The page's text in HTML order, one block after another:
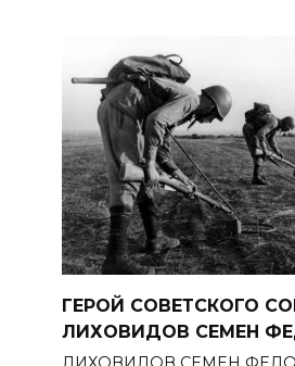
ГЕРОЙ СОВЕТСКОГО
ЛИХОВИДОВ СЕМЕН